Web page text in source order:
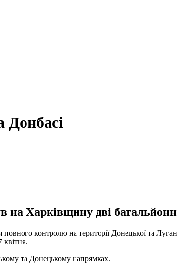
Донбасі
Харківщину дві
контролю на території Донецької та
та Донецькому напрямках.